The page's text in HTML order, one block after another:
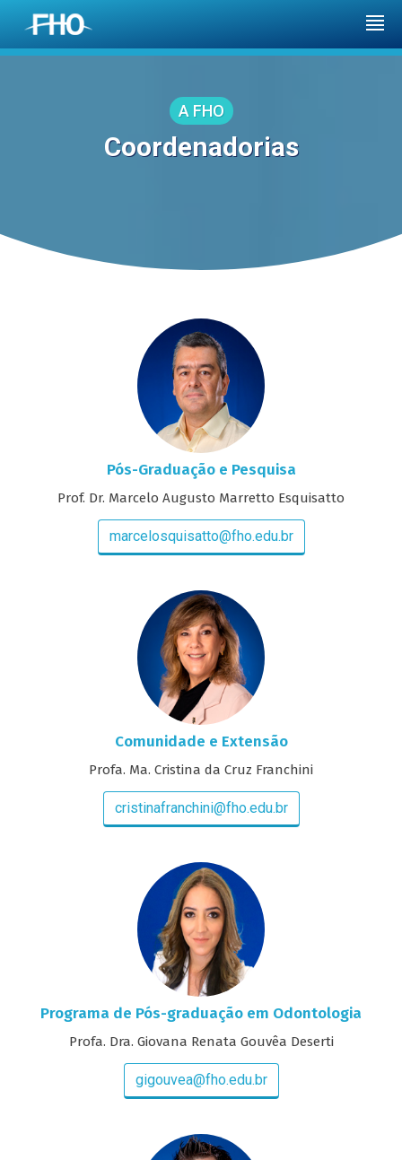
A FHO
Coordenadorias
Pós-Graduação e Pesquisa
Prof. Dr. Marcelo Augusto Marretto Esquisatto
marcelosquisatto@fho.edu.br
Comunidade e Extensão
Profa. Ma. Cristina da Cruz Franchini
cristinafranchini@fho.edu.br
Programa de Pós-graduação em Odontologia
Profa. Dra. Giovana Renata Gouvêa Deserti
gigouvea@fho.edu.br